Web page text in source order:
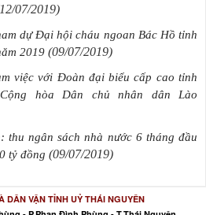
07/2019)
dự Đại hội cháu ngoan Bác Hồ tỉnh
2019 (09/07/2019)
việc với Đoàn đại biểu cấp cao tỉnh
hòa Dân chủ nhân dân Lào
thu ngân sách nhà nước 6 tháng đầu
tỷ đồng (09/07/2019)
DÂN VẬN TỈNH UỶ THÁI NGUYÊN